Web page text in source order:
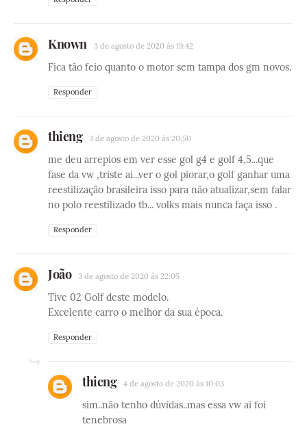
Known 3 de agosto de 2020 às 19:42
Fica tão feio quanto o motor sem tampa dos gm novos.
Responder
thieng 3 de agosto de 2020 às 20:50
me deu arrepios em ver esse gol g4 e golf 4,5...que
fase da vw ,triste ai...ver o gol piorar,o golf ganhar uma
reestilização brasileira isso para não atualizar,sem falar
no polo reestilizado tb... volks mais nunca faça isso .
Responder
João 3 de agosto de 2020 às 22:05
Tive 02 Golf deste modelo.
Excelente carro o melhor da sua época.
Responder
thieng 4 de agosto de 2020 às 10:03
sim..não tenho dúvidas..mas essa vw ai foi
tenebrosa